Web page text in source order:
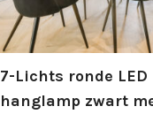
7-Lichts ronde LED
hanglamp zwart